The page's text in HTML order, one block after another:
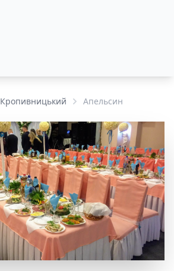
Кропивницький Апельсин